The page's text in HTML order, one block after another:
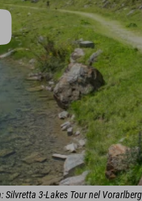
3-Lakes Tour nel Vorarlberg